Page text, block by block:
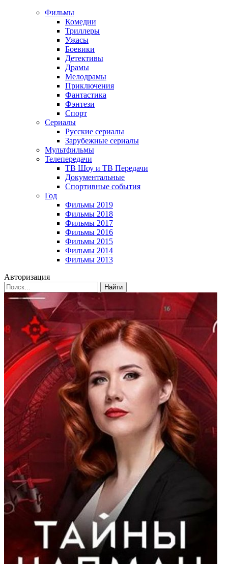
Фильмы
Комедии
Триллеры
Ужасы
Боевики
Детективы
Драмы
Мелодрамы
Приключения
Фантастика
Фэнтези
Спорт
Сериалы
Русские сериалы
Зарубежные сериалы
Мультфильмы
Телепередачи
ТВ Шоу и ТВ Передачи
Документальные
Спортивные события
Год
Фильмы 2019
Фильмы 2018
Фильмы 2017
Фильмы 2016
Фильмы 2015
Фильмы 2014
Фильмы 2013
Авторизация
Найти